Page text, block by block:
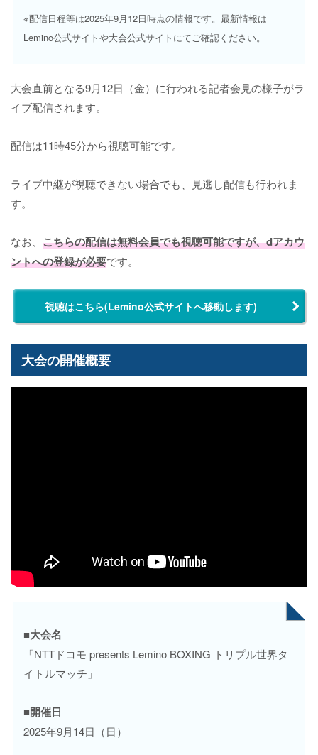
※配信日程等は2025年9月12日時点の情報です。最新情報は
Lemino公式サイトや大会公式サイトにてご確認ください。
大会直前となる9月12日（金）に行われる記者会見の様子がラ
イブ配信されます。
配信は11時45分から視聴可能です。
ライブ中継が視聴できない場合でも、見逃し配信も行われま
す。
なお、 こちらの配信は無料会員でも視聴可能ですが、dアカウ
ントへの登録が必要です。
視聴はこちら(Lemino公式サイトへ移動します)
大会の開催概要
■大会名
「NTTドコモ presents Lemino BOXING トリプル世界タ
イトルマッチ」
■開催日
2025年9月14日（日）